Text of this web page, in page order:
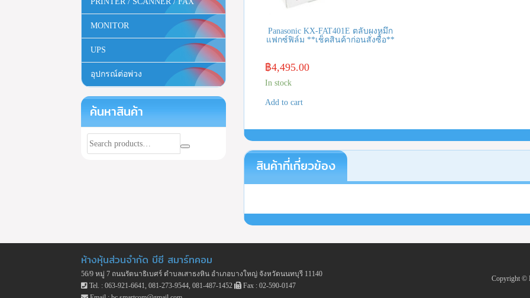
Panasonic KX-FAT401E ตลับผงหมึก
แฟกซ์ฟิล์ม **เช็คสินค้าก่อนสั่งซื้อ**
฿4,495.00
In stock
Add to cart
สินค้าที่เกี่ยวข้อง
MONITOR
UPS
อุปกรณ์ต่อพ่วง
ค้นหาสินค้า
ห้างหุ้นส่วนจำกัด บีซี สมาร์ทคอม
56/9 หมู่ 7 ถนนรัตนาธิเบศร์ ตำบลเสาธงหิน อำเภอบางใหญ่ จังหวัดนนทบุรี 11140
Tel. : 063-921-6641, 081-273-9544, 081-487-1452
Fax : 02-590-0147
Copyright ©